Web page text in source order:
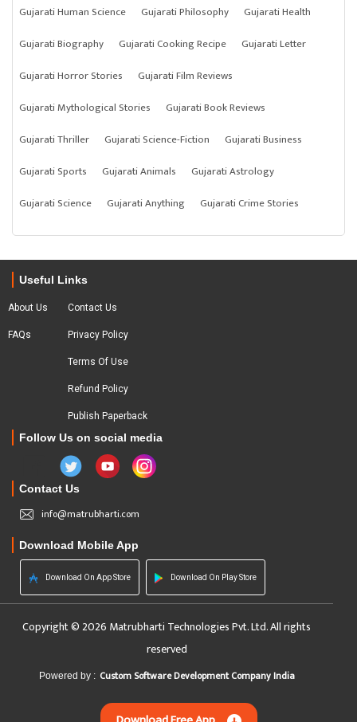
Gujarati Human Science
Gujarati Philosophy
Gujarati Health
Gujarati Biography
Gujarati Cooking Recipe
Gujarati Letter
Gujarati Horror Stories
Gujarati Film Reviews
Gujarati Mythological Stories
Gujarati Book Reviews
Gujarati Thriller
Gujarati Science-Fiction
Gujarati Business
Gujarati Sports
Gujarati Animals
Gujarati Astrology
Gujarati Science
Gujarati Anything Gujarati Crime Stories
Useful Links
About Us
FAQs
Contact Us
Privacy Policy
Terms Of Use
Refund Policy
Publish Paperback
Follow Us on social media
Contact Us
info@matrubharti.com
Download Mobile App
Download On App Store Download On Play Store
Copyright © 2026 Matrubharti Technologies Pvt. Ltd. All rights
reserved
Powered by : Custom Software Development Company India